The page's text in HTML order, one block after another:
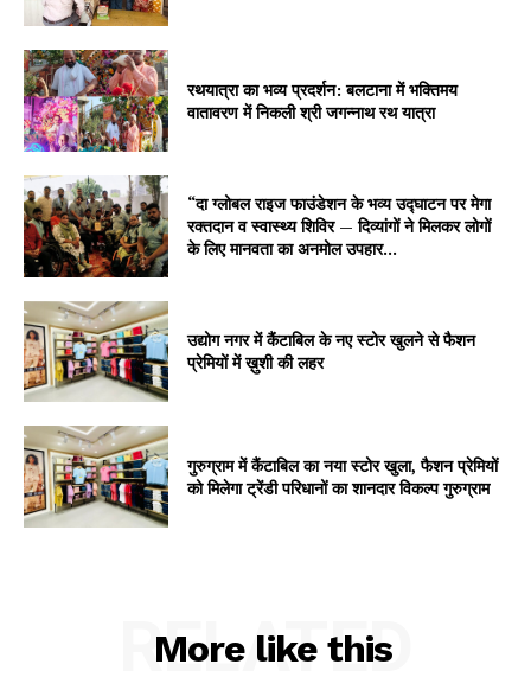
रथयात्रा का भव्य प्रदर्शन: बलटाना में भक्तिमय
वातावरण में निकली श्री जगन्नाथ रथ यात्रा
“दा ग्लोबल राइज फाउंडेशन के भव्य उद्घाटन पर मेगा
रक्तदान व स्वास्थ्य शिविर — दिव्यांगों ने मिलकर लोगों
के लिए मानवता का अनमोल उपहार...
उद्योग नगर में कैंटाबिल के नए स्टोर खुलने से फैशन
प्रेमियों में ख़ुशी की लहर
गुरुग्राम में कैंटाबिल का नया स्टोर खुला, फैशन प्रेमियों
को मिलेगा ट्रेंडी परिधानों का शानदार विकल्प गुरुग्राम
More like this
RELATED